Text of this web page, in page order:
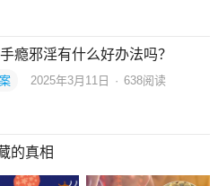
瘾邪淫有什么好办法吗？
2025年3月11日 · 638阅读
的真相